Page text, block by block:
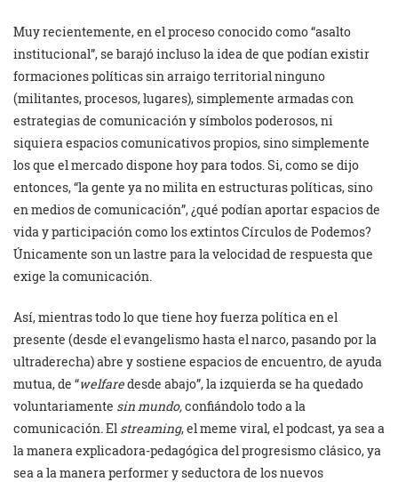
Muy recientemente, en el proceso conocido como “asalto
institucional”, se barajó incluso la idea de que podían existir
formaciones políticas sin arraigo territorial ninguno
(militantes, procesos, lugares), simplemente armadas con
estrategias de comunicación y símbolos poderosos, ni
siquiera espacios comunicativos propios, sino simplemente
los que el mercado dispone hoy para todos. Si, como se dijo
entonces, “la gente ya no milita en estructuras políticas, sino
en medios de comunicación”, ¿qué podían aportar espacios de
vida y participación como los extintos Círculos de Podemos?
Únicamente son un lastre para la velocidad de respuesta que
exige la comunicación.
Así, mientras todo lo que tiene hoy fuerza política en el
presente (desde el evangelismo hasta el narco, pasando por la
ultraderecha) abre y sostiene espacios de encuentro, de ayuda
mutua, de “welfaredesde abajo”, la izquierda se ha quedado
voluntariamente sin mundo,confiándolo todo a la
comunicación.El streaming, el meme viral, el podcast, ya sea a
la manera explicadora-pedagógica del progresismo clásico, ya
sea a la manera performer y seductora de los nuevos